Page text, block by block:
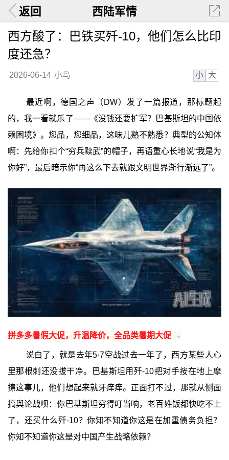
返回 西陆军情
西方酸了：巴铁买歼-10，他们怎么比印
度还急？
2026-06-14 小鸟 小 大
最近啊，德国之声（DW）发了一篇报道，那标题起
的，我一看就乐了——《没钱还要扩军？巴基斯坦的中国依
赖困境》。您品，您细品，这味儿熟不熟悉？典型的公知体
啊：先给你扣个“穷兵黩武”的帽子，再语重心长地说“我是为
你好”，最后暗示你“再这么下去就跟文明世界渐行渐远了”。
拼多多暑假大促，升温降价，全品类暑期大促 →
说白了，就是去年5·7空战过去一年了，西方某些人心
里那根刺还没拔干净。巴基斯坦用歼-10把对手按在地上摩
擦这事儿，他们想起来就牙痒痒。正面打不过，那就从侧面
搞舆论战呗：你巴基斯坦穷得叮当响，老百姓饭都快吃不上
了，还买什么歼-10？你知不知道你这是在加重债务负担？
你知不知道你这是对中国产生战略依赖？